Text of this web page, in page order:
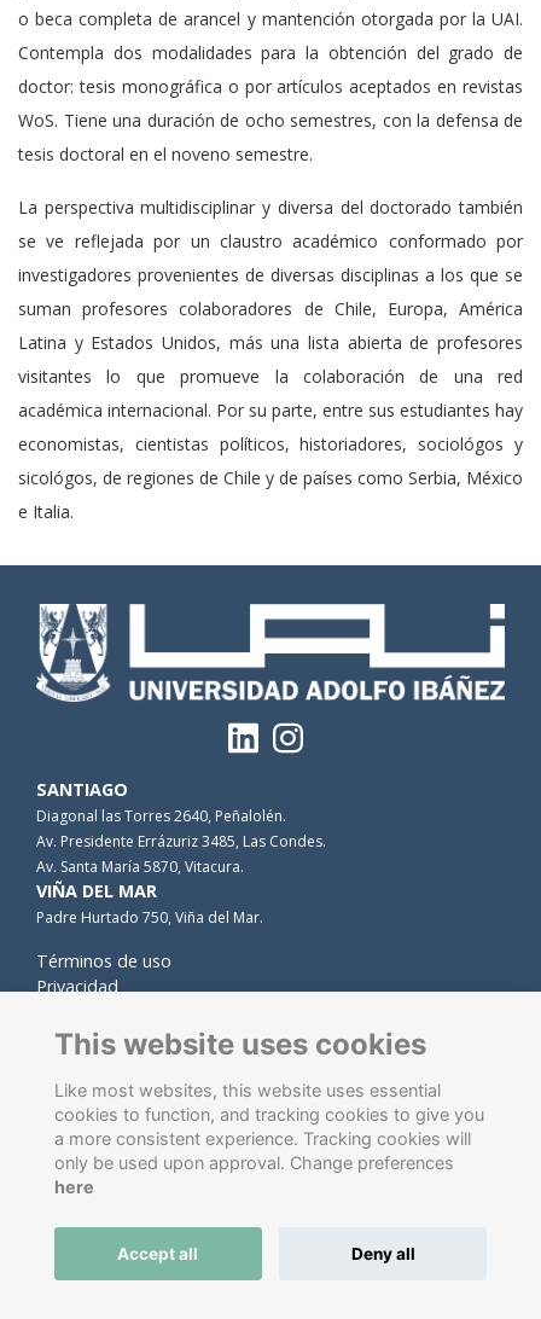
o beca completa de arancel y mantención otorgada por la UAI.
Contempla dos modalidades para la obtención del grado de
doctor: tesis monográfica o por artículos aceptados en revistas
WoS. Tiene una duración de ocho semestres, con la defensa de
tesis doctoral en el noveno semestre.
La perspectiva multidisciplinar y diversa del doctorado también
se ve reflejada por un claustro académico conformado por
investigadores provenientes de diversas disciplinas a los que se
suman profesores colaboradores de Chile, Europa, América
Latina y Estados Unidos, más una lista abierta de profesores
visitantes lo que promueve la colaboración de una red
académica internacional. Por su parte, entre sus estudiantes hay
economistas, cientistas políticos, historiadores, sociológos y
sicológos, de regiones de Chile y de países como Serbia, México
e Italia.
SANTIAGO
Diagonal las Torres 2640, Peñalolén.
Av. Presidente Errázuriz 3485, Las Condes.
Av. Santa María 5870, Vitacura.
VIÑA DEL MAR
Padre Hurtado 750, Viña del Mar.
Términos de uso
Privacidad
Contacto
Software de gestión de antiguos alumnosenergizado por
This website uses cookies
Like most websites, this website uses essential
cookies to function, and tracking cookies to give you
a more consistent experience. Tracking cookies will
only be used upon approval. Change preferences
here
Accept all Deny all